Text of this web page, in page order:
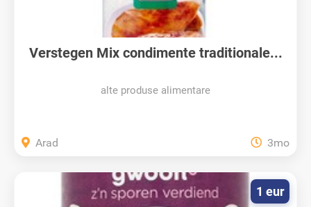
Verstegen Mix condimente traditionale...
alte produse alimentare
Arad 3mo
1 eur